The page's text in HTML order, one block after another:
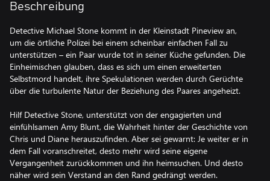
Beschreibung
Detective Michael Stone kommt in der Kleinstadt Pineview an,
um die örtliche Polizei bei einem scheinbar einfachen Fall zu
unterstützen – ein Paar wurde tot in seiner Küche gefunden. Die
Einheimischen glauben, dass es sich um einen erweiterten
Selbstmord handelt, ihre Spekulationen werden durch Gerüchte
über die turbulente Natur der Beziehung des Paares angeheizt.
Hilf Detective Stone, unterstützt von der engagierten und
einfühlsamen Amy Blunt, die Wahrheit hinter der Geschichte von
Chris und Diane herauszufinden. Aber sei gewarnt: Je weiter er in
dem Fall voranschreitet, desto mehr wird seine eigene
Vergangenheit zurückkommen und ihn heimsuchen. Und desto
näher wird sein Verstand an den Rand gedrängt werden.